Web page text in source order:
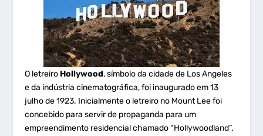
O letreiro Hollywood, símbolo da cidade de Los Angeles
e da indústria cinematográfica, foi inaugurado em 13
julho de 1923. Inicialmente o letreiro no Mount Lee foi
concebido para servir de propaganda para um
empreendimento residencial chamado “Hollywoodland”.